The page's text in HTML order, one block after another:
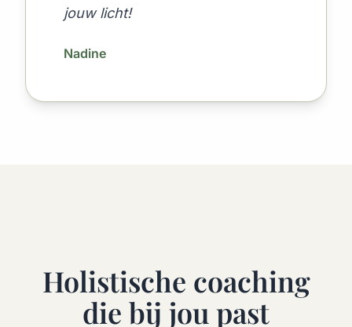
jouw licht!
Nadine
Holistische coaching
die bij jou past